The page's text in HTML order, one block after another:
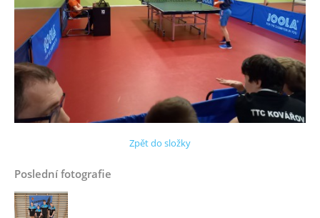
Zpět do složky
Poslední fotografie